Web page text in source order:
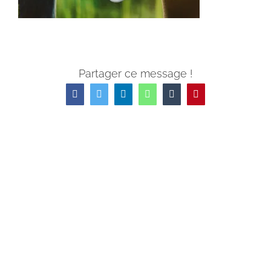
Partager ce message !
FacebookTwitter LinkedInWhatsAppTumblr